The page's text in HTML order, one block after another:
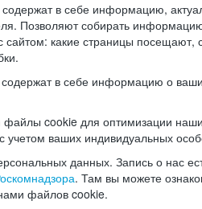
в себе информацию,
Позволяют собирать
сайтом: какие страницы посещают,
в себе информацию о
cookie для оптимизации
учетом ваших индивидуальных
данных. Запись о нас
. Там вы можете
файлов cookie.